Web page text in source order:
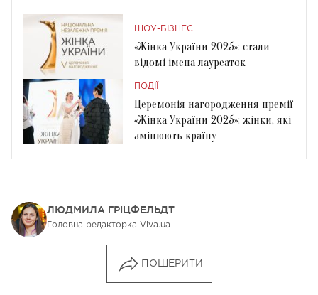
ШОУ-БІЗНЕС
«Жінка України 2025»: стали
відомі імена лауреаток
ПОДІЇ
Церемонія нагородження премії
«Жінка України 2025»: жінки, які
змінюють країну
ЛЮДМИЛА ГРІЦФЕЛЬДТ
Головна редакторка Viva.ua
ПОШЕРИТИ